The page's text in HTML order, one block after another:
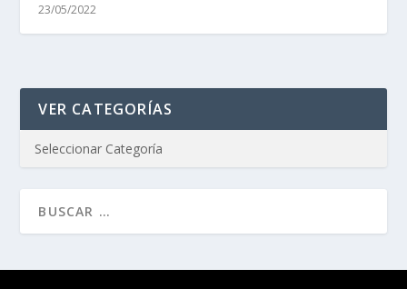
23/05/2022
VER CATEGORÍAS